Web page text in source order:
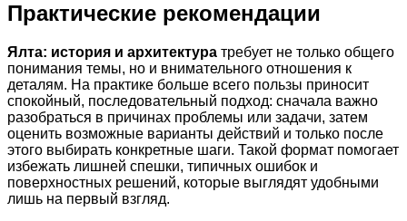
Практические рекомендации
Ялта: история и архитектура требует не только общего
понимания темы, но и внимательного отношения к
деталям. На практике больше всего пользы приносит
спокойный, последовательный подход: сначала важно
разобраться в причинах проблемы или задачи, затем
оценить возможные варианты действий и только после
этого выбирать конкретные шаги. Такой формат помогает
избежать лишней спешки, типичных ошибок и
поверхностных решений, которые выглядят удобными
лишь на первый взгляд.